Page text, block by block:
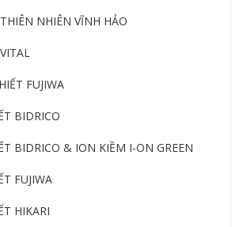
NHIÊN VĨNH HẢO
FUJIWA
BIDRICO
BIDRICO & ION KIỀM I-ON GREEN
FUJIWA
HIKARI